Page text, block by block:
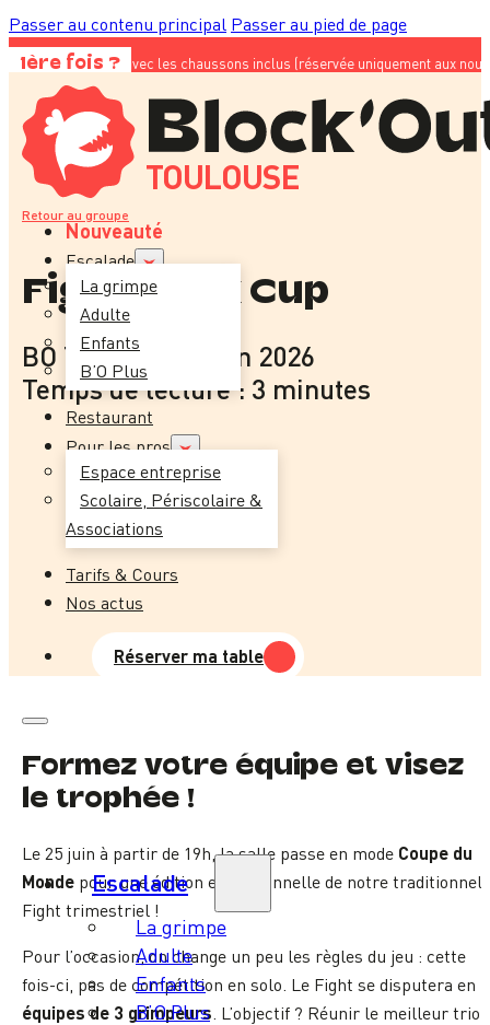
Passer au contenu principal Passer au pied de page
1ère fois ?
avec les chaussons inclus (réservée uniquement aux nouveaux
TOULOUSE
Retour au groupe
Escalade
La grimpe
Adulte
Enfants
B’O Plus
Restaurant
Pour les pros
Espace entreprise
Scolaire, Périscolaire &
Associations
Tarifs & Cours
Nos actus
Réserver ma table
Escalade
La grimpe
Adulte
Enfants
B’O Plus
Nouveauté
Fight Block Cup
BO Toulouse
9 juin 2026
Temps de lecture : 3 minutes
Formez votre équipe et visez
le trophée !
Le 25 juin à partir de 19h, la salle passe en mode Coupe du
Monde pour une édition exceptionnelle de notre traditionnel
Fight trimestriel !
Pour l’occasion, on change un peu les règles du jeu : cette
fois-ci, pas de compétition en solo. Le Fight se disputera en
équipes de 3 grimpeurs . L’objectif ? Réunir le meilleur trio